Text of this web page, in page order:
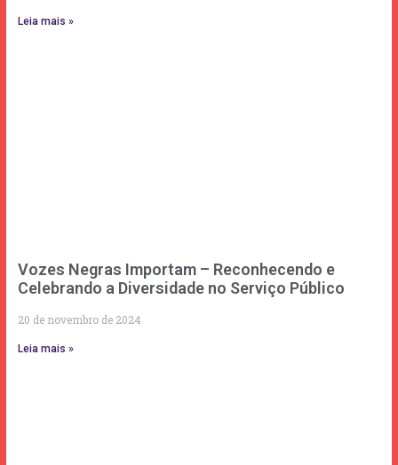
Leia mais »
Vozes Negras Importam – Reconhecendo e
Celebrando a Diversidade no Serviço Público
20 de novembro de 2024
Leia mais »